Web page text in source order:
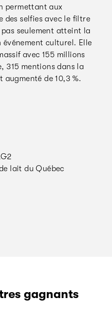
permettant aux
des selfies avec le filtre
seulement atteint la
événement culturel. Elle
avec 155 millions
315 mentions dans la
augmenté de 10,3 %.
lait du Québec
gagnants